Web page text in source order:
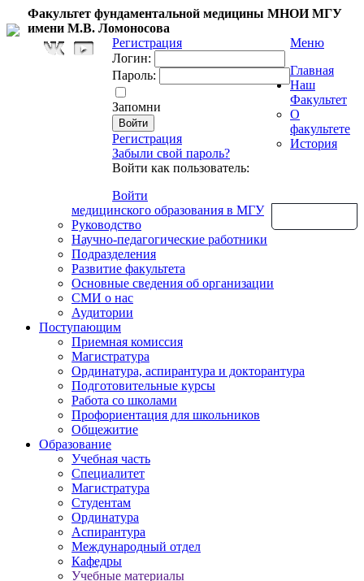
Факультет фундаментальной медицины МНОИ МГУ
имени М.В. Ломоносова
Регистрация
Логин:
Пароль:
Запомни
Регистрация
Забыли свой пароль?
Войти как пользователь:
Войти
Меню
Главная
Наш
Факультет
О
факультете
История
медицинского образования в МГУ
Руководство
Научно-педагогические работники
Подразделения
Развитие факультета
Основные сведения об организации
СМИ о нас
Аудитории
Поступающим
Приемная комиссия
Магистратура
Ординатура, аспирантура и докторантура
Подготовительные курсы
Работа со школами
Профориентация для школьников
Общежитие
Образование
Учебная часть
Специалитет
Магистратура
Студентам
Ординатура
Аспирантура
Международный отдел
Кафедры
Учебные материалы